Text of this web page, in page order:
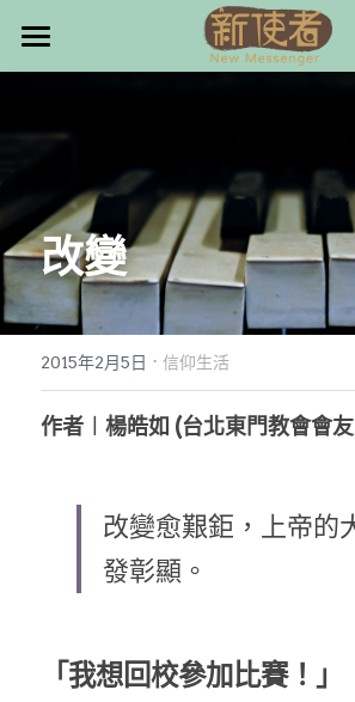
最新消息
關於我們
雜誌目錄
雜誌專欄
最新文章
編者的話
本期主題
台灣教會人物檔案
乘著夢想去旅行
特稿
畫話人生
寫寫畫畫
漫畫
訂購/奉獻/廣告刊登
好站連結
搜索
奉獻支持
改變
2015年2月5日 · 信仰生活
作者︱楊皓如 (台北東門教會會
改變愈艱鉅，上帝的
發彰顯。
「我想回校參加比賽！」
商品分類